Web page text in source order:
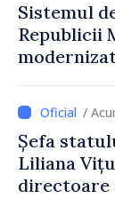
Sistemul
Republicii
Naționale
/
Șefa
Liliana
directoare